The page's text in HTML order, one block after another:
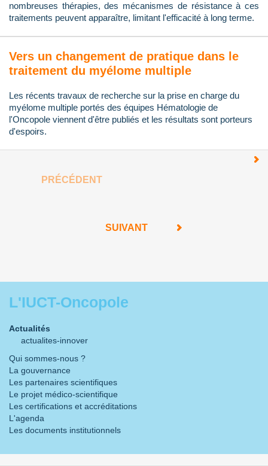
nombreuses thérapies, des mécanismes de résistance à ces
traitements peuvent apparaître, limitant l'efficacité à long terme.
Vers un changement de pratique dans le
traitement du myélome multiple
Les récents travaux de recherche sur la prise en charge du
myélome multiple portés des équipes Hématologie de
l'Oncopole viennent d'être publiés et les résultats sont porteurs
d'espoirs.
PRÉCÉDENT
SUIVANT
L'IUCT-Oncopole
Actualités
actualites-innover
Qui sommes-nous ?
La gouvernance
Les partenaires scientifiques
Le projet médico-scientifique
Les certifications et accréditations
L'agenda
Les documents institutionnels